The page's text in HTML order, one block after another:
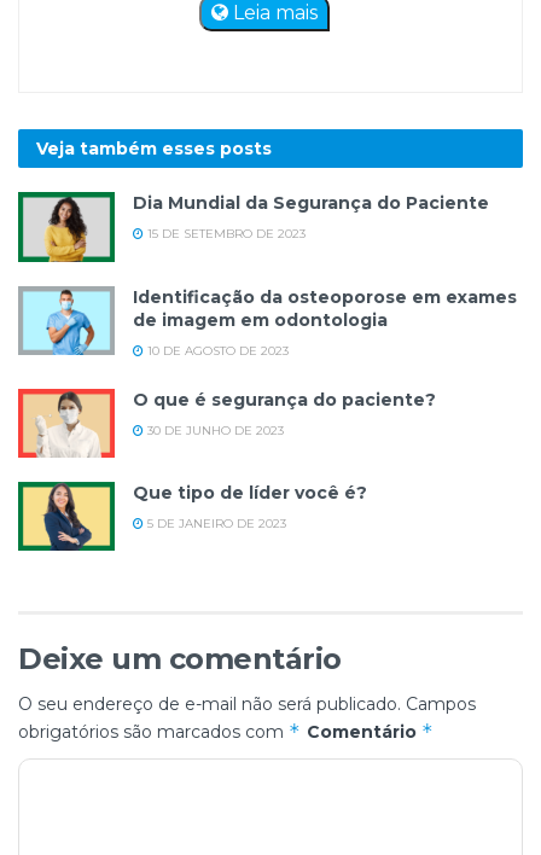
Leia mais
Veja também esses posts
Dia Mundial da Segurança do Paciente
15 DE SETEMBRO DE 2023
Identificação da osteoporose em exames
de imagem em odontologia
10 DE AGOSTO DE 2023
O que é segurança do paciente?
30 DE JUNHO DE 2023
Que tipo de líder você é?
5 DE JANEIRO DE 2023
Deixe um comentário
O seu endereço de e-mail não será publicado. Campos
obrigatórios são marcados com * Comentário *